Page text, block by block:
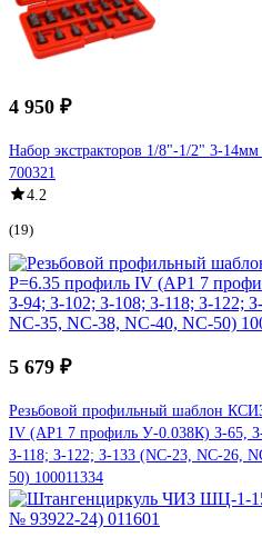
4 950 ₽
Набор экстракторов 1/8"-1/2" 3-
700321
4.2
(19)
5 679 ₽
Резьбовой профильный шаблон
IV (АР1 7 профиль У-0.038К) З-65,
З-118; З-122; З-133 (NC-23, NC-26,
50) 100011334